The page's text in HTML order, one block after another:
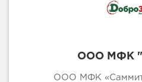
ООО МФК
ООО МФК